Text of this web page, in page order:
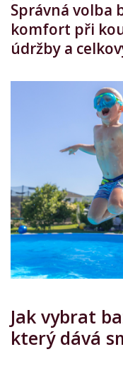
Správná volba
komfort při
údržby a
Jak vybrat
který dává